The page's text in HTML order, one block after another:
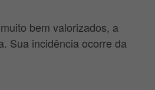
bem valorizados, a
Sua incidência ocorre da